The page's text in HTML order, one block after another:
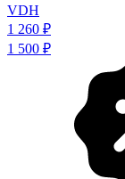
VDH
1 260 ₽
1 500 ₽